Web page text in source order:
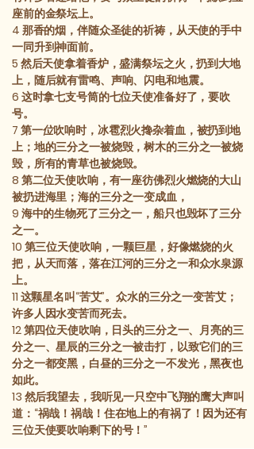
座前的金祭坛上。
4 那香的烟，伴随众圣徒的祈祷，从天使的手中
一同升到神面前。
5 然后天使拿着香炉，盛满祭坛之火，扔到大地
上，随后就有雷鸣、声响、闪电和地震。
6 这时拿七支号筒的七位天使准备好了，要吹
号。
7 第一位吹响时，冰雹烈火搀杂着血，被扔到地
上；地的三分之一被烧毁，树木的三分之一被烧
毁，所有的青草也被烧毁。
8 第二位天使吹响，有一座彷佛烈火燃烧的大山
被扔进海里；海的三分之一变成血，
9 海中的生物死了三分之一，船只也毁坏了三分
之一。
10 第三位天使吹响，一颗巨星，好像燃烧的火
把，从天而落，落在江河的三分之一和众水泉源
上。
11 这颗星名叫“苦艾”。众水的三分之一变苦艾；
许多人因水变苦而死去。
12第四位天使吹响，日头的三分之一、月亮的三
分之一、星辰的三分之一被击打，以致它们的三
分之一都变黑，白昼的三分之一不发光，黑夜也
如此。
13 然后我望去，我听见一只空中飞翔的鹰大声叫
道：“祸哉！祸哉！住在地上的有祸了！因为还有
三位天使要吹响剩下的号！”